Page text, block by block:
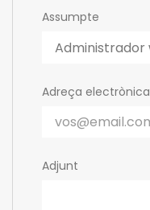
Assumpte
Adreça electrònica
Adjunt